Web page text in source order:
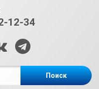
12-34
ВКонтакте
Telegram